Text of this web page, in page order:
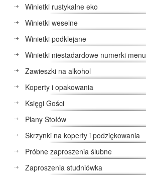
Winietki rustykalne eko
Winietki weselne
Winietki podklejane
Winietki niestadardowe numerki menu
Zawieszki na alkohol
Koperty i opakowania
Księgi Gości
Plany Stołów
Skrzynki na koperty i podziękowania
Próbne zaproszenia ślubne
Zaproszenia studniówka